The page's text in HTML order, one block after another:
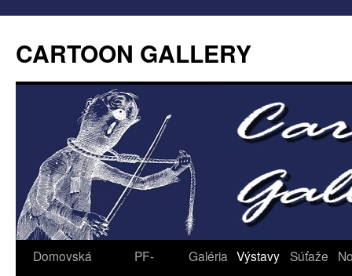
CARTOON GALLERY
Domovská
PF-
Galéria Výstavy Súťaže